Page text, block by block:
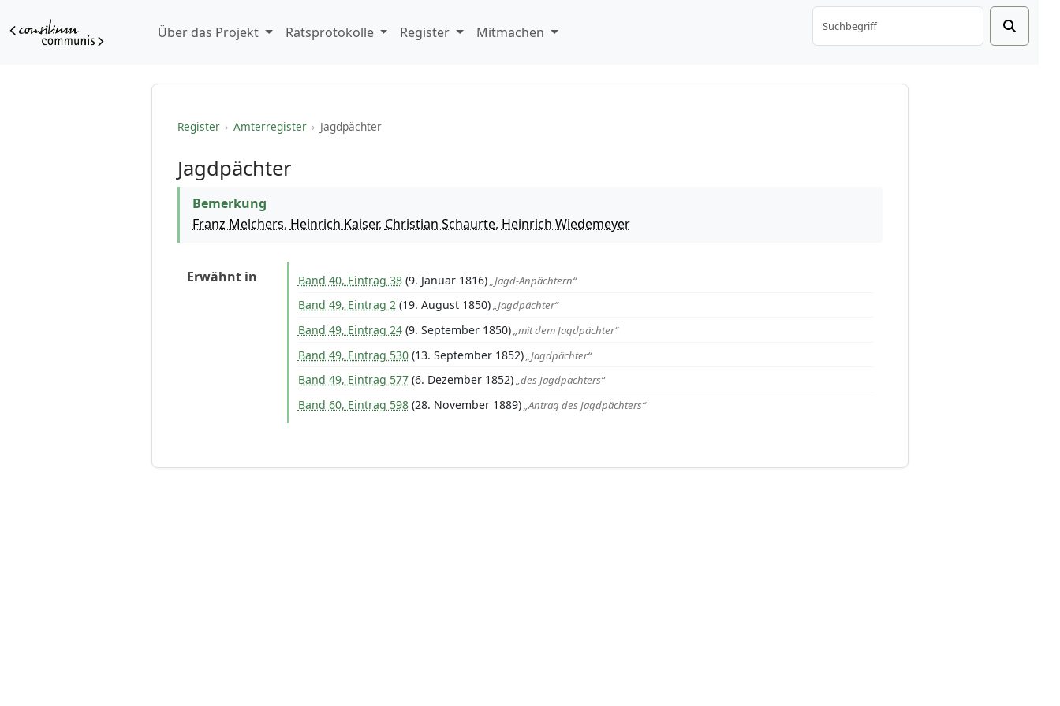
Über das Projekt Ratsprotokolle Register Mitmachen
Register › Ämterregister › Jagdpächter
Jagdpächter
Bemerkung
Franz Melchers, Heinrich Kaiser, Christian Schaurte, Heinrich Wiedemeyer
Erwähnt in Band 40, Eintrag 38(9. Januar 1816)„Jagd-Anpächtern“
Band 49, Eintrag 2(19. August 1850)„Jagdpächter“
Band 49, Eintrag 24(9. September 1850)„mit dem Jagdpächter“
Band 49, Eintrag 530(13. September 1852)„Jagdpächter“
Band 49, Eintrag 577(6. Dezember 1852)„des Jagdpächters“
Band 60, Eintrag 598(28. November 1889)„Antrag des Jagdpächters“